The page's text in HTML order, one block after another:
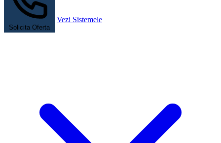
Solicita Oferta
Vezi Sistemele